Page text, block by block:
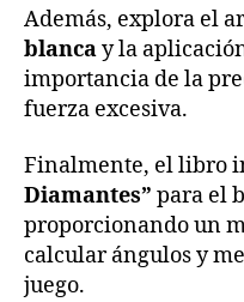
Además, explora el
blancay la
importancia de la
fuerza excesiva.
Finalmente, el libro
Diamantes” para el
proporcionando un
calcular ángulos y
juego.